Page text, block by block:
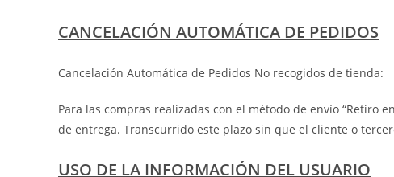
CANCELACIÓN AUTOMÁTICA DE PEDIDOS
Cancelación Automática de Pedidos No recogidos de tienda:
Para las compras realizadas con el método de envío “Retiro
de entrega. Transcurrido este plazo sin que el cliente o
USO DE LA INFORMACIÓN DEL USUARIO